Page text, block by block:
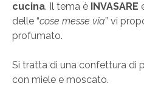
cucina. Il tema è INVASARE
delle “cose messe via” vi
profumato.
Si tratta di una confettura di
con miele e moscato.